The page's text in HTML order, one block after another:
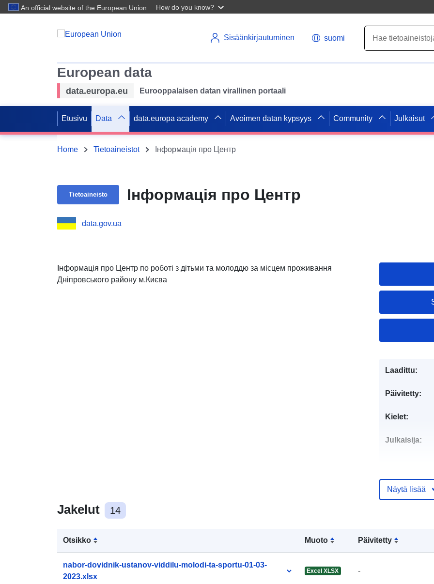
An official website of the European Union How do you know?
Sisäänkirjautuminen suomi
European data
data.europa.eu Eurooppalaisen datan virallinen portaali
Etusivu Data data.europa academy Avoimen datan kypsyys Community Julkaisut
Home Tietoaineistot Інформація про Центр
Tietoaineisto Інформація про Центр
data.gov.ua
Інформація про Центр по роботі з дітьми та молоддю за місцем проживання
Дніпровського району м.Києва
Jakelut 14
Otsikko Muoto Päivitetty
nabor-dovidnik-ustanov-viddilu-molodi-ta-sportu-01-03-
2023.xlsx
Excel XLSX -
Laadittu:
Päivitetty:
Kielet:
Julkaisija:
koskeva
Näytä lisää